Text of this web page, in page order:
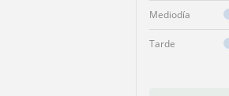
Mediodía
Tarde